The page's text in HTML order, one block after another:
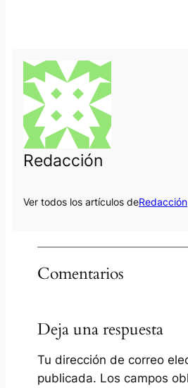
Redacción
Ver todos los artículos deRedacción
Comentarios
Deja una respuesta
Tu dirección de correo
publicada. Los campos